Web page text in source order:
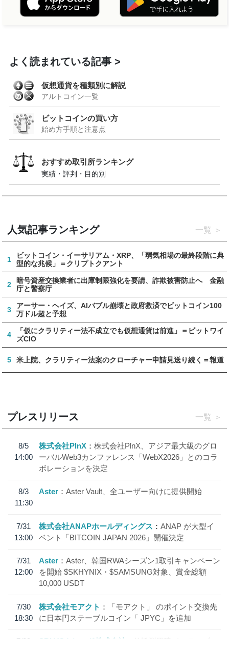
よく読まれている記事
仮想通貨を種類別に解説
アルトコイン一覧
ビットコインの買い方
始め方手順と注意点
おすすめ取引所ランキング
実績・評判・目的別
人気記事ランキング 一覧
1
ビットコイン・イーサリアム・XRP、「弱気相場の最終段階に典
型的な兆候」＝クリプトクアント
2
暗号資産交換業者に出庫制限強化を要請、詐欺被害防止へ 金融
庁と警察庁
3
アーサー・ヘイズ、AIバブル崩壊と政府救済でビットコイン100
万ドル超と予想
4
「仮にクラリティー法不成立でも仮想通貨は前進」＝ビットワイ
ズCIO
5 米上院、クラリティー法案のクローチャー申請見送り続く＝報道
プレスリリース 一覧
8/5
14:00
株式会社PlnX
株式会社PlnX、アジア最大級のグロ
ーバルWeb3カンファレンス「WebX2026」とのコラ
ボレーションを決定
8/3
11:30
Aster Aster Vault、全ユーザー向けに提供開始
7/31
13:00
株式会社ANAPホールディングス
ANAP が大型イ
ベント「BITCOIN JAPAN 2026」開催決定
7/31
12:00
Aster
Aster、韓国RWAシーズン1取引キャンペーン
を開始 $SKHYNIX・$SAMSUNG対象、賞金総額
10,000 USDT
7/30
18:30
株式会社モアクト
「モアクト」 のポイント交換先
に日本円ステーブルコイン「 JPYC」を追加
7/29
SBI VCトレード株式会社
信託型円建てステーブル